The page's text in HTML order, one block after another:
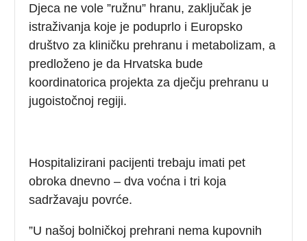
Djeca ne vole ”ružnu” hranu, zaključak je
istraživanja koje je poduprlo i Europsko
društvo za kliničku prehranu i metabolizam, a
predloženo je da Hrvatska bude
koordinatorica projekta za dječju prehranu u
jugoistočnoj regiji.
Hospitalizirani pacijenti trebaju imati pet
obroka dnevno – dva voćna i tri koja
sadržavaju povrće.
”U našoj bolničkoj prehrani nema kupovnih